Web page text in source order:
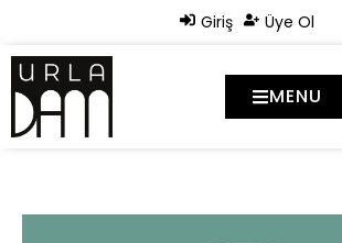
Giriş Üye Ol
MENU